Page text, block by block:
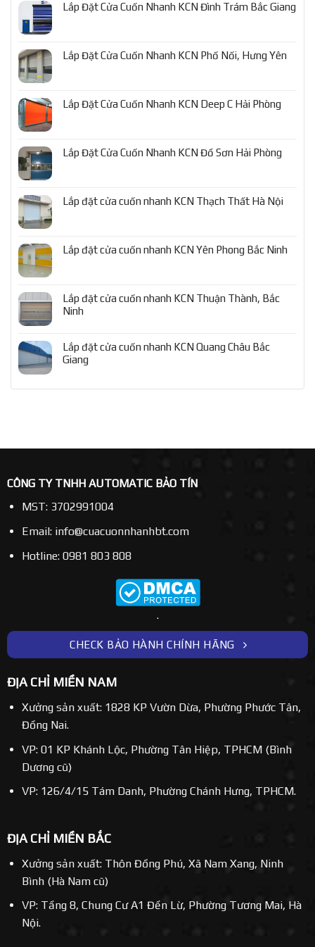
Lắp Đặt Cửa Cuốn Nhanh KCN Đình Trám Bắc Giang
Lắp Đặt Cửa Cuốn Nhanh KCN Phố Nối, Hưng Yên
Lắp Đặt Cửa Cuốn Nhanh KCN Deep C Hải Phòng
Lắp Đặt Cửa Cuốn Nhanh KCN Đồ Sơn Hải Phòng
Lắp đặt cửa cuốn nhanh KCN Thạch Thất Hà Nội
Lắp đặt cửa cuốn nhanh KCN Yên Phong Bắc Ninh
Lắp đặt cửa cuốn nhanh KCN Thuận Thành, Bắc
Ninh
Lắp đặt cửa cuốn nhanh KCN Quang Châu Bắc
Giang
CÔNG TY TNHH AUTOMATIC BẢO TÍN
MST: 3702991004
Email: info@cuacuonnhanhbt.com
Hotline: 0981 803 808
.
CHECK BẢO HÀNH CHÍNH HÃNG
ĐỊA CHỈ MIỀN NAM
Xưởng sản xuất: 1828 KP Vườn Dừa, Phường Phước Tân,
Đồng Nai.
VP: 01 KP Khánh Lộc, Phường Tân Hiệp, TPHCM (Bình
Dương cũ)
VP: 126/4/15 Tám Danh, Phường Chánh Hưng, TPHCM.
ĐỊA CHỈ MIỀN BẮC
Xưởng sản xuất: Thôn Đồng Phú, Xã Nam Xang, Ninh
Bình (Hà Nam cũ)
VP: Tầng 8, Chung Cư A1 Đền Lừ, Phường Tương Mai, Hà
Nội.